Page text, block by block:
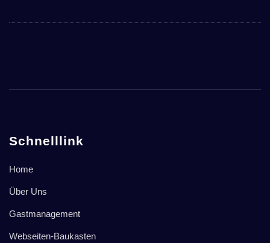
Schnelllink
Home
Über Uns
Gastmanagement
Webseiten-Baukasten